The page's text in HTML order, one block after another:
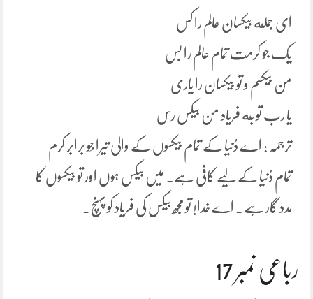
ای جمله بیکسان عالم را کس
یک جو کرمت تمام عالم را بس
من بیکسم و تو بیکسان را یاری
یا رب تو به فریاد من بیکس رس
ترجمہ : اے دُنیا کے تمام بیکسوں کے والی تیرا جَو برابر کرم
تمام دُنیا کے لیے کافی ہے۔ میں بیکس ہوں اور تو بیکسوں کا
مدد گار ہے۔ اے خدا! تو مجھ بیکس کی فریاد کو پہنچ۔
رباعی نمبر 17